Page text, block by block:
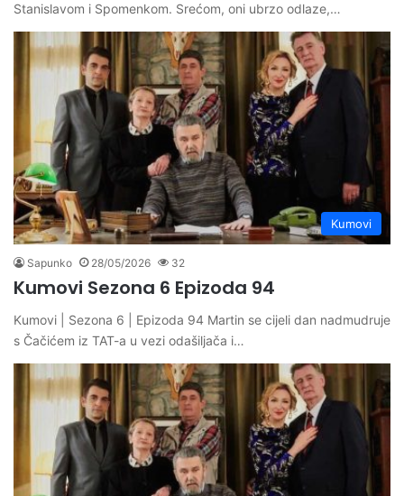
Stanislavom i Spomenkom. Srećom, oni ubrzo odlaze,…
Kumovi
Sapunko 28/05/2026 32
Kumovi Sezona 6 Epizoda 94
Kumovi | Sezona 6 | Epizoda 94 Martin se cijeli dan nadmudruje
s Čačićem iz TAT-a u vezi odašiljača i…